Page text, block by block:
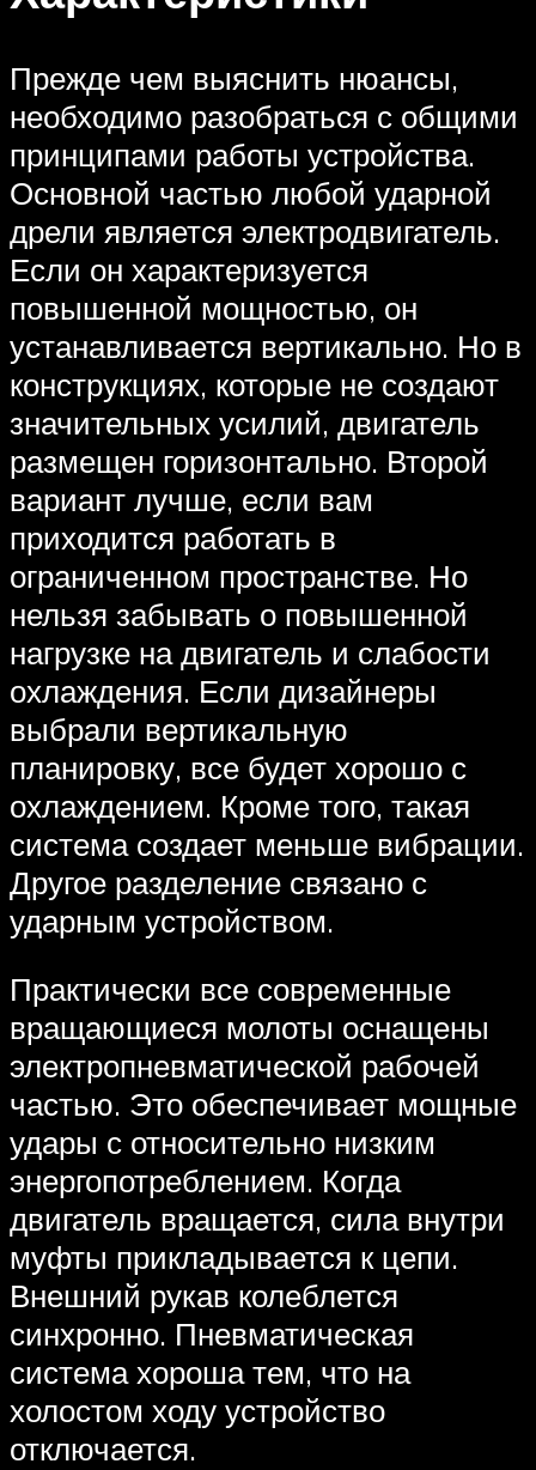
Прежде чем выяснить нюансы,
необходимо разобраться с общими
принципами работы устройства.
Основной частью любой ударной
дрели является электродвигатель.
Если он характеризуется
повышенной мощностью, он
устанавливается вертикально. Но в
конструкциях, которые не создают
значительных усилий, двигатель
размещен горизонтально. Второй
вариант лучше, если вам
приходится работать в
ограниченном пространстве. Но
нельзя забывать о повышенной
нагрузке на двигатель и слабости
охлаждения. Если дизайнеры
выбрали вертикальную
планировку, все будет хорошо с
охлаждением. Кроме того, такая
система создает меньше вибрации.
Другое разделение связано с
ударным устройством.
Практически все современные
вращающиеся молоты оснащены
электропневматической рабочей
частью. Это обеспечивает мощные
удары с относительно низким
энергопотреблением. Когда
двигатель вращается, сила внутри
муфты прикладывается к цепи.
Внешний рукав колеблется
синхронно. Пневматическая
система хороша тем, что на
холостом ходу устройство
отключается.